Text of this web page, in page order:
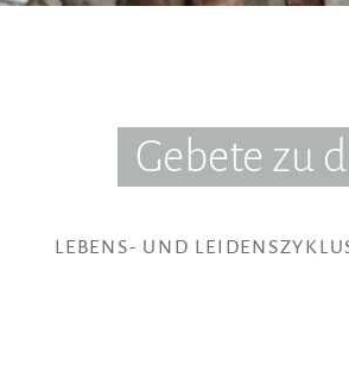
Gebete zu
LEBENS- UND